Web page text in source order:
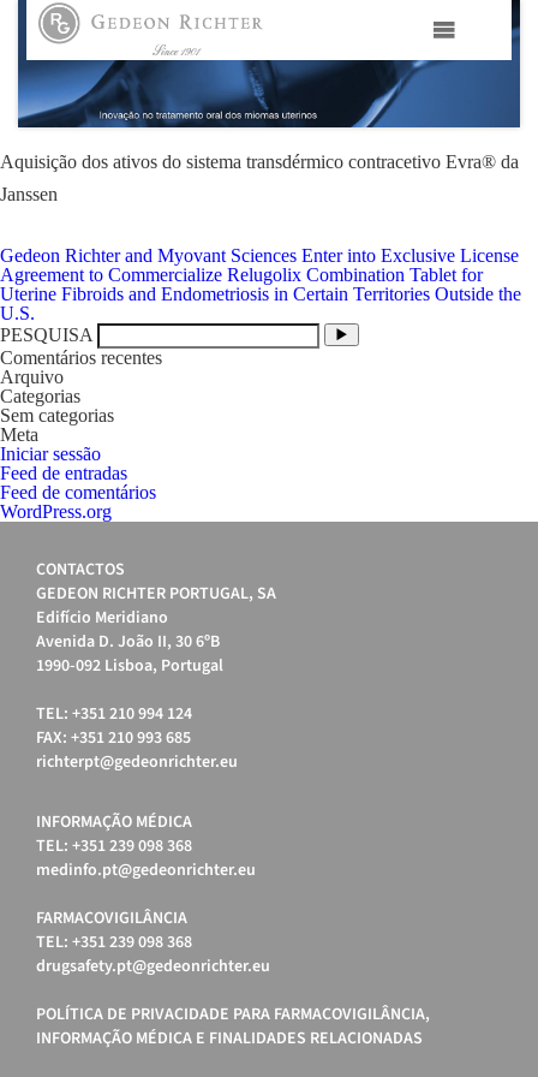
HOME
GEDEON RICHTER PORTUGAL
ÁREAS TERAPÊUTICAS
MEDIA
CONTACTOS
FAMA
Aquisição dos ativos do sistema transdérmico contracetivo Evra® da
Janssen
Navegação
de
artigos
Gedeon Richter and Myovant Sciences Enter into Exclusive License
Agreement to Commercialize Relugolix Combination Tablet for
Uterine Fibroids and Endometriosis in Certain Territories Outside the
U.S.
PESQUISA
Comentários recentes
Arquivo
Categorias
Sem categorias
Meta
Iniciar sessão
Feed de entradas
Feed de comentários
WordPress.org
CONTACTOS
GEDEON RICHTER PORTUGAL, SA
Edifício Meridiano
Avenida D. João II, 30 6ºB
1990-092 Lisboa, Portugal
TEL: +351 210 994 124
FAX: +351 210 993 685
richterpt@gedeonrichter.eu
INFORMAÇÃO MÉDICA
TEL: +351 239 098 368
medinfo.pt@gedeonrichter.eu
FARMACOVIGILÂNCIA
TEL: +351 239 098 368
drugsafety.pt@gedeonrichter.eu
POLÍTICA DE PRIVACIDADE PARA FARMACOVIGILÂNCIA,
INFORMAÇÃO MÉDICA E FINALIDADES RELACIONADAS